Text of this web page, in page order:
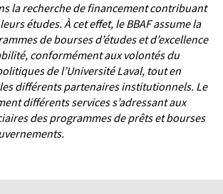
la recherche de financement contribuant
études. À cet effet, le BBAF assume la
de bourses d’études et d’excellence
conformément aux volontés du
de l’Université Laval, tout en
différents partenaires institutionnels. Le
différents services s’adressant aux
des programmes de prêts et bourses